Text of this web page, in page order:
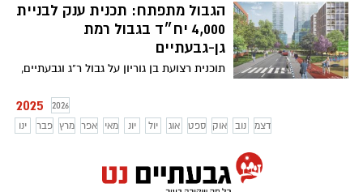
נוסף
הגבול מתפתח: תכנית ענק לבניית
4,000 יח״ד בגבול רמת
גן-גבעתיים
תוכנית רצועת בן גוריון על גבול ר"ג וגבעתיים,
בנייה מרקמית ומגדלים עד לגובה של 30
קומות
2025
2026
ינו
פבר מרץ אפר מאי יונ יול אוג ספט אוק נוב דצמ